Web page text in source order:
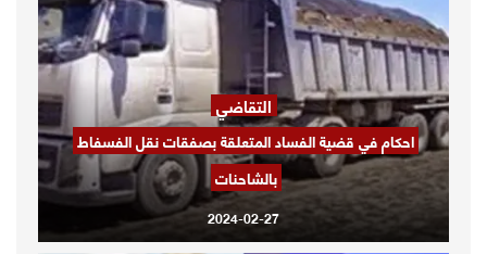
التقاضي
احكام في قضية الفساد المتعلقة بصفقات نقل الفسفاط
بالشاحنات
2024-02-27